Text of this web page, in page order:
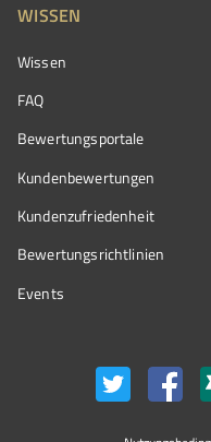
WISSEN
Wissen
FAQ
Bewertungsportale
Kundenbewertungen
Kundenzufriedenheit
Bewertungs­richtlinien
Events